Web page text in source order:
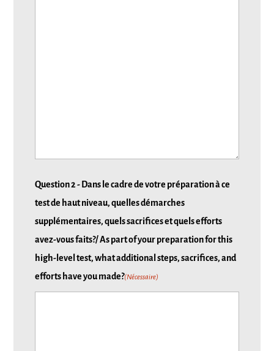
Question 2 - Dans le cadre de votre préparation à ce
test de haut niveau, quelles démarches
supplémentaires, quels sacrifices et quels efforts
avez-vous faits?/ As part of your preparation for this
high-level test, what additional steps, sacrifices, and
efforts have you made?(Nécessaire)